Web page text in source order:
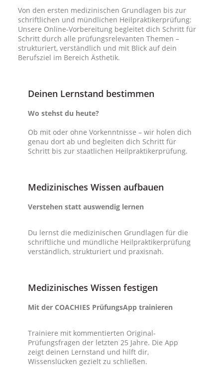
Von den ersten medizinischen Grundlagen bis zur
schriftlichen und mündlichen Heilpraktikerprüfung:
Unsere Online-Vorbereitung begleitet dich Schritt für
Schritt durch alle prüfungsrelevanten Themen –
strukturiert, verständlich und mit Blick auf dein
Berufsziel im Bereich Ästhetik.
Deinen Lernstand bestimmen
Wo stehst du heute?
Ob mit oder ohne Vorkenntnisse – wir holen dich
genau dort ab und begleiten dich Schritt für
Schritt bis zur staatlichen Heilpraktikerprüfung.
Medizinisches Wissen aufbauen
Verstehen statt auswendig lernen
Du lernst die medizinischen Grundlagen für die
schriftliche und mündliche Heilpraktikerprüfung
verständlich, strukturiert und praxisnah.
Medizinisches Wissen festigen
Mit der COACHIES PrüfungsApp trainieren
Trainiere mit kommentierten Original-
Prüfungsfragen der letzten 25 Jahre. Die App
zeigt deinen Lernstand und hilft dir,
Wissenslücken gezielt zu schließen.